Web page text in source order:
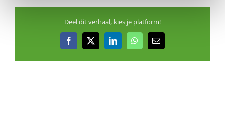
Deel dit verhaal, kies je platform!
Facebook
X LinkedInWhatsApp
E-